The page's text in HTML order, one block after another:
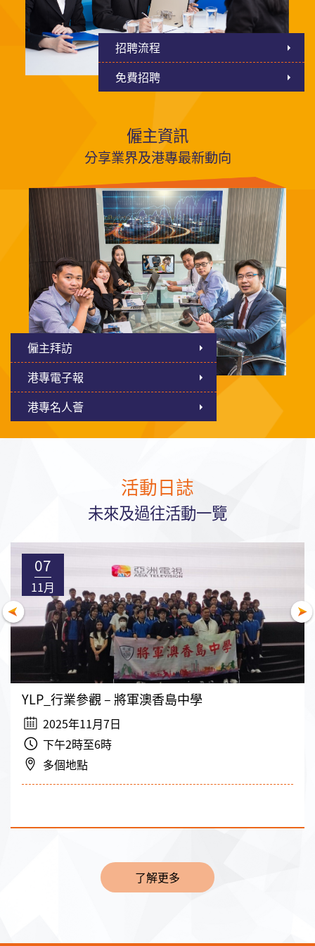
招聘流程
免費招聘
僱主資訊
分享業界及港專最新動向
僱主拜訪
港專電子報
港專名人薈
活動日誌
未來及過往活動一覽
07
11月
YLP_行業參觀 – 將軍澳香島中學
2025年11月7日
下午2時至6時
多個地點
了解更多